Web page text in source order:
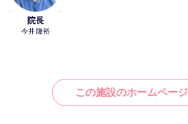
院長
今井 隆裕
この施設のホームペー